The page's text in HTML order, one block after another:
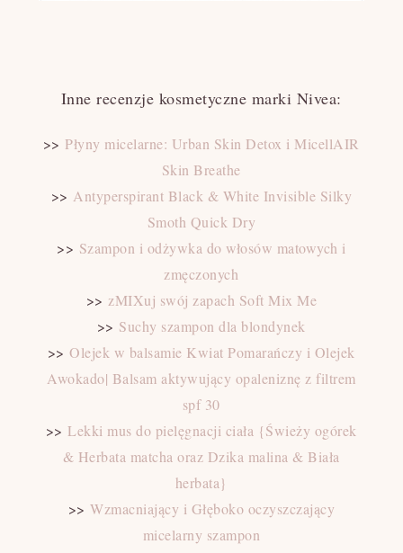
Inne recenzje kosmetyczne marki Nivea:
>> Płyny micelarne: Urban Skin Detox i MicellAIR
Skin Breathe
>> Antyperspirant Black & White Invisible Silky
Smoth Quick Dry
>> Szampon i odżywka do włosów matowych i
zmęczonych
>>zMIXuj swój zapach Soft Mix Me
>> Suchy szampon dla blondynek
>>Olejek w balsamie Kwiat Pomarańczy i Olejek
Awokado| Balsam aktywujący opaleniznę z filtrem
spf 30
>> Lekki mus do pielęgnacji ciała {Świeży ogórek
& Herbata matcha oraz Dzika malina & Biała
herbata}
>>Wzmacniający i Głęboko oczyszczający
micelarny szampon